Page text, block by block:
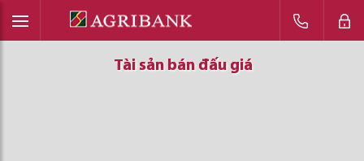
Tài sản bán đấu giá
Tài sản bán đấu giá
Tài sản bán đấu giá